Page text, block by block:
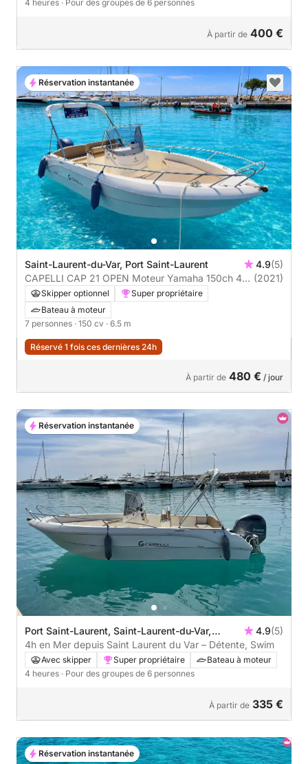
4 heures · Pour des groupes de 6 personnes
À partir de 400 €
Saint-Laurent-du-Var, Port Saint-Laurent 4.9(5)
CAPELLI CAP 21 OPEN Moteur Yamaha 150ch 4
Temps Modele 2021
(2021)
Skipper optionnel
Super propriétaire
Bateau à moteur
7 personnes · 150 cv · 6.5 m
Réservé 1 fois ces dernières 24h
À partir de 480 € / jour
Réservation instantanée
Port Saint-Laurent, Saint-Laurent-du-Var,
France
4.9(5)
4h en Mer depuis Saint Laurent du Var – Détente, Swim
Avec skipper Super propriétaire
Bateau à moteur
4 heures · Pour des groupes de 6 personnes
À partir de 335 €
Réservation instantanée
Réservation instantanée